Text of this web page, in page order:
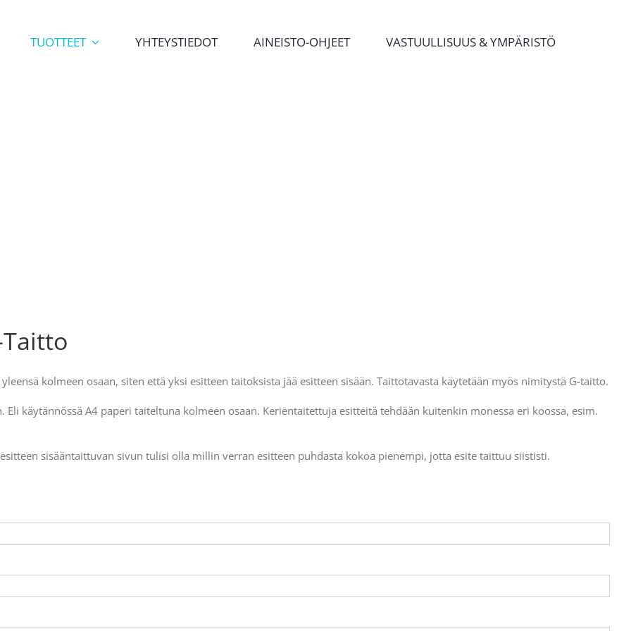
TUOTTEET YHTEYSTIEDOT AINEISTO-OHJEET VASTUULLISUUS & YMPÄRISTÖ
kolmeen osaan, siten että yksi esitteen taitoksista jää esitteen sisään. Taittotavasta käytetään myös nimitystä G-taitto.
käytännössä A4 paperi taiteltuna kolmeen osaan. Kerientaitettuja esitteitä tehdään kuitenkin monessa eri koossa, esim.
sisääntaittuvan sivun tulisi olla millin verran esitteen puhdasta kokoa pienempi, jotta esite taittuu siististi.